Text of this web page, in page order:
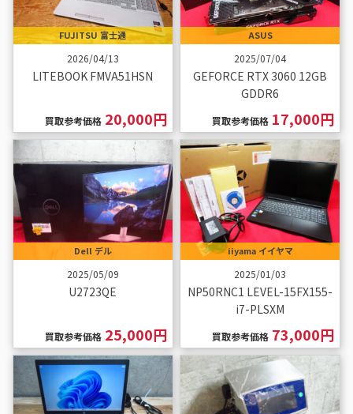
FUJITSU 富士通
2026/04/13
LITEBOOK FMVA51HSN
買取参考価格20,000円
ASUS
2025/07/04
GEFORCE RTX 3060 12GB
GDDR6
買取参考価格17,000円
Dell デル
2025/05/09
U2723QE
買取参考価格25,000円
iiyama イイヤマ
2025/01/03
NP50RNC1 LEVEL-15FX155-
i7-PLSXM
買取参考価格73,000円